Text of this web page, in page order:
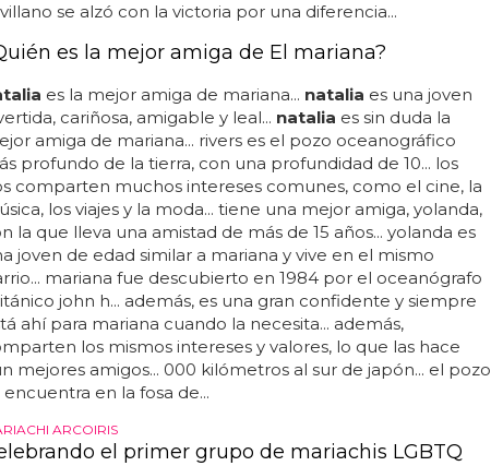
se alzó con la victoria por una diferencia...
es la mejor amiga de El mariana?
es la mejor amiga de mariana... natalia es una joven
cariñosa, amigable y leal... natalia es sin duda la
amiga de mariana... rivers es el pozo oceanográfico
profundo de la tierra, con una profundidad de 10... los
comparten muchos intereses comunes, como el cine, la
los viajes y la moda... tiene una mejor amiga, yolanda,
la que lleva una amistad de más de 15 años... yolanda es
joven de edad similar a mariana y vive en el mismo
mariana fue descubierto en 1984 por el oceanógrafo
john h... además, es una gran confidente y siempre
ahí para mariana cuando la necesita... además,
los mismos intereses y valores, lo que las hace
mejores amigos... 000 kilómetros al sur de japón... el pozo
encuentra en la fosa de...
ARCOIRIS
el primer grupo de mariachis LGBTQ